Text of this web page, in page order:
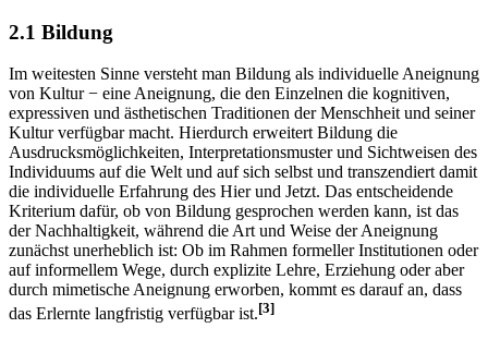
2.1 Bildung
Im weitesten Sinne versteht man Bildung als individuelle Aneignung
von Kultur − eine Aneignung, die den Einzelnen die kognitiven,
expressiven und ästhetischen Traditionen der Menschheit und seiner
Kultur verfügbar macht. Hierdurch erweitert Bildung die
Ausdrucksmöglichkeiten, Interpretationsmuster und Sichtweisen des
Individuums auf die Welt und auf sich selbst und transzendiert damit
die individuelle Erfahrung des Hier und Jetzt. Das entscheidende
Kriterium dafür, ob von Bildung gesprochen werden kann, ist das
der Nachhaltigkeit, während die Art und Weise der Aneignung
zunächst unerheblich ist: Ob im Rahmen formeller Institutionen oder
auf informellem Wege, durch explizite Lehre, Erziehung oder aber
durch mimetische Aneignung erworben, kommt es darauf an, dass
das Erlernte langfristig verfügbar ist.[3]